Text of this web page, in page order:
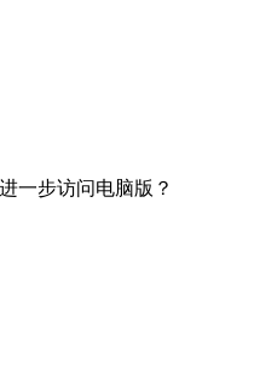
一步访问电脑版？